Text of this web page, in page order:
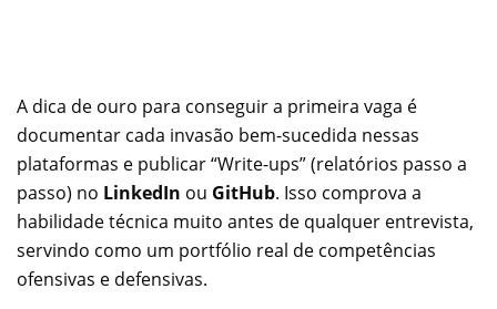
A dica de ouro para conseguir a primeira vaga é
documentar cada invasão bem-sucedida nessas
plataformas e publicar “Write-ups” (relatórios passo a
passo) no LinkedIn ou GitHub. Isso comprova a
habilidade técnica muito antes de qualquer entrevista,
servindo como um portfólio real de competências
ofensivas e defensivas.